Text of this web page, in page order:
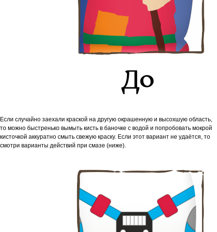
Если случайно заехали краской на другую окрашенную и высохшую область,
то можно быстренько вымыть кисть в баночке с водой и попробовать мокрой
кисточкой аккуратно смыть свежую краску. Если этот вариант не удаётся, то
смотри варианты действий при смазе (ниже).